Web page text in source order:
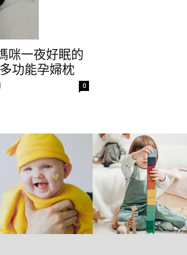
咪一夜好眠的
功能孕婦枕
0